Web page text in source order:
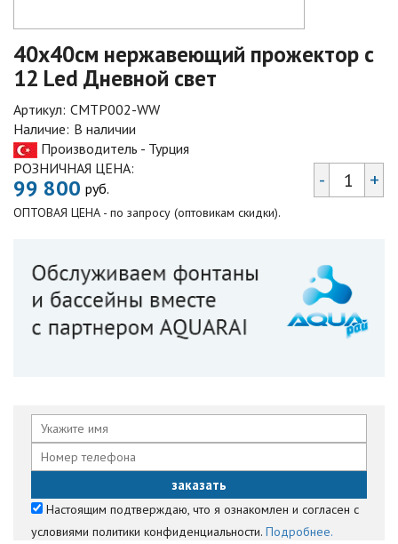
40х40см нержавеющий прожектор с
12 Led Дневной свет
Артикул: СMTP002-WW
Наличие: В наличии
Производитель - Турция
РОЗНИЧНАЯ ЦЕНА:
99 800 руб.
ОПТОВАЯ ЦЕНА - по запросу (оптовикам скидки).
- +
Настоящим подтверждаю, что я ознакомлен и согласен с
условиями политики конфиденциальности. Подробнее.